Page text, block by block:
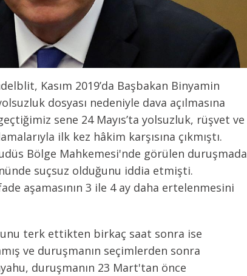
Kasım 2019’da Başbakan Binyamin
dosyası nedeniyle dava açılmasına
sene 24 Mayıs’ta yolsuzluk, rüşvet ve
ilk kez hâkim karşısına çıkmıştı.
Bölge Mahkemesi'nde görülen duruşmada
suçsuz olduğunu iddia etmişti.
aşamasının 3 ile 4 ay daha ertelenmesini
terk ettikten birkaç saat sonra ise
ve duruşmanın seçimlerden sonra
duruşmanın 23 Mart'tan önce